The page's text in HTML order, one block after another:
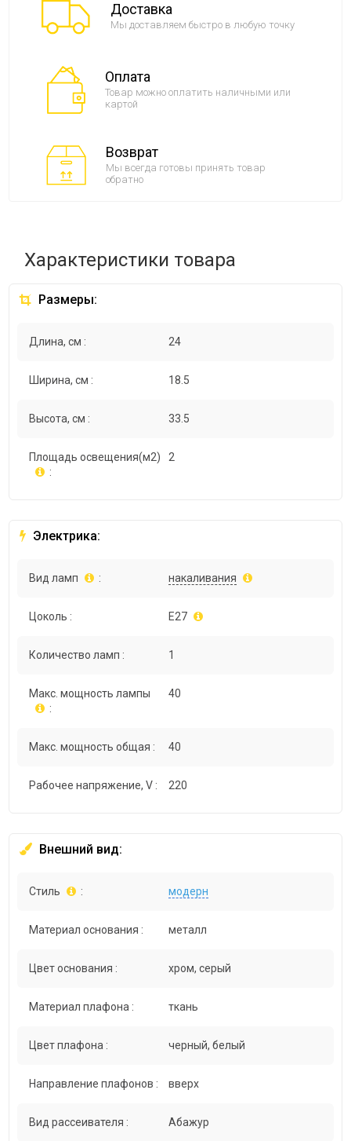
Доставка
Мы доставляем быстро в любую точку
Оплата
Товар можно оплатить наличными или
картой
Возврат
Мы всегда готовы принять товар
обратно
Характеристики товара
Размеры:
Длина, см : 24
Ширина, см : 18.5
Высота, см : 33.5
Площадь освещения(м2)
:
2
Электрика:
Вид ламп : накаливания
Цоколь : E27
Количество ламп : 1
Макс. мощность лампы
:
40
Макс. мощность общая : 40
Рабочее напряжение, V : 220
Внешний вид:
Стиль : модерн
Материал основания : металл
Цвет основания : хром, серый
Материал плафона : ткань
Цвет плафона : черный, белый
Направление плафонов : вверх
Вид рассеивателя : Абажур